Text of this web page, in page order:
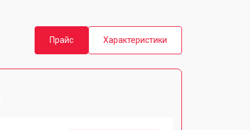
Прайс
Характеристики